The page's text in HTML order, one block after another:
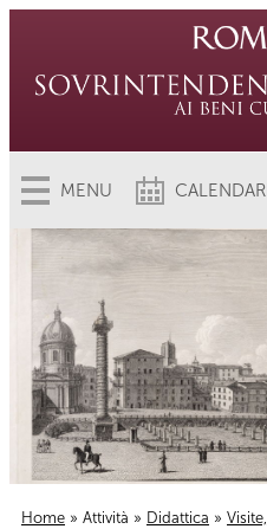
MENU
Home » Attività » Didattica »